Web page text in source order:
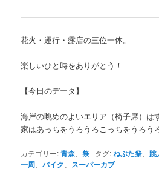
花火・運行・露店の三位一体。
楽しいひと時をありがとう！
【今日のデータ】
海岸の眺めのよいエリア（椅子席）は
家はあっちをうろうろこっちをうろう
カテゴリー:青森 、祭 | タグ:ねぶた祭 、跳
一周 、バイク スーパーカブ